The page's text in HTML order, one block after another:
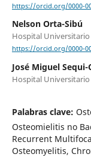
https://orcid.org/0000-
Nelson Orta-Sibú
Hospital Universitario
https://orcid.org/0000-
José Miguel Sequi-
Hospital Universitario
Palabras clave:
Osteomielitis no
Recurrent
Osteomyelitis,